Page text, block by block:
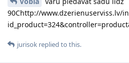
90Chttp://www.dzerienuserviss.lv/
jurisok replied to this.